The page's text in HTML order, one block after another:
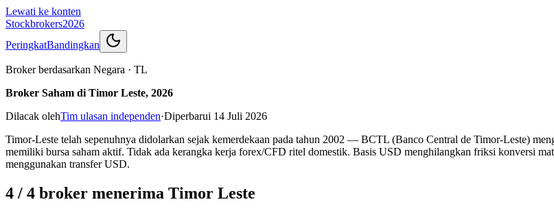
Lewati ke konten
Stockbrokers2026
PeringkatBandingkan
Broker berdasarkan Negara · TL
Broker Saham di Timor Leste, 2026
Dilacak olehTim ulasan independen·Diperbarui 14 Juli 2026
Timor-Leste telah sepenuhnya didolarkan sejak kemerdekaan pada tahun 2002 — BCTL (Banco Central de Timor-Leste)
memiliki bursa saham aktif. Tidak ada kerangka kerja forex/CFD ritel domestik. Basis USD menghilangkan friksi konversi
menggunakan transfer USD.
4 / 4 broker menerima Timor Leste